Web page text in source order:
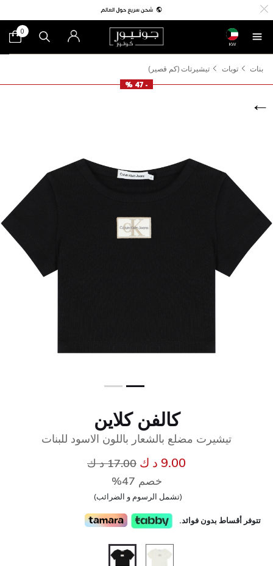
KW
0
بنات توبات
تيشيرتات (كم قصير)
- 47 %
كالفن كلاين
تيشيرت مضلع بالشعار باللون الاسود للبنات
9.00 د ك سعر مخفض من
17.00 د ك
خصم 47%
(تشمل الرسوم و الضرائب)
تتوفر أقساط بدون فوائد.